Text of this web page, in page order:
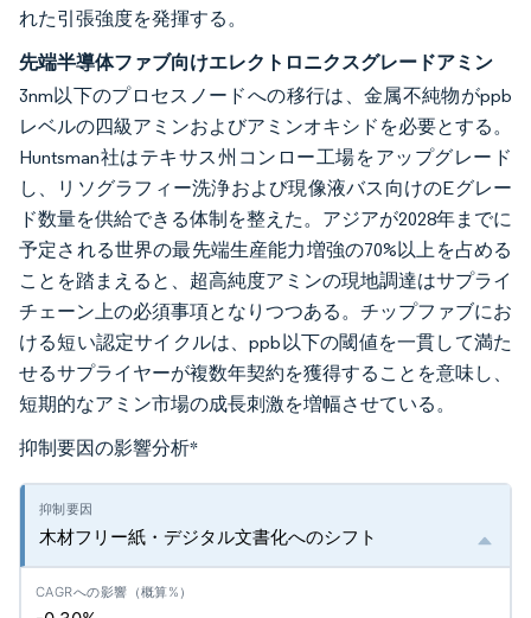
れた引張強度を発揮する。
先端半導体ファブ向けエレクトロニクスグレードアミン
3nm以下のプロセスノードへの移行は、金属不純物がppb
レベルの四級アミンおよびアミンオキシドを必要とする。
Huntsman社はテキサス州コンロー工場をアップグレード
し、リソグラフィー洗浄および現像液バス向けのEグレー
ド数量を供給できる体制を整えた。アジアが2028年までに
予定される世界の最先端生産能力増強の70%以上を占める
ことを踏まえると、超高純度アミンの現地調達はサプライ
チェーン上の必須事項となりつつある。チップファブにお
ける短い認定サイクルは、ppb以下の閾値を一貫して満た
せるサプライヤーが複数年契約を獲得することを意味し、
短期的なアミン市場の成長刺激を増幅させている。
抑制要因の影響分析*
木材フリー紙・デジタル文書化へのシフト